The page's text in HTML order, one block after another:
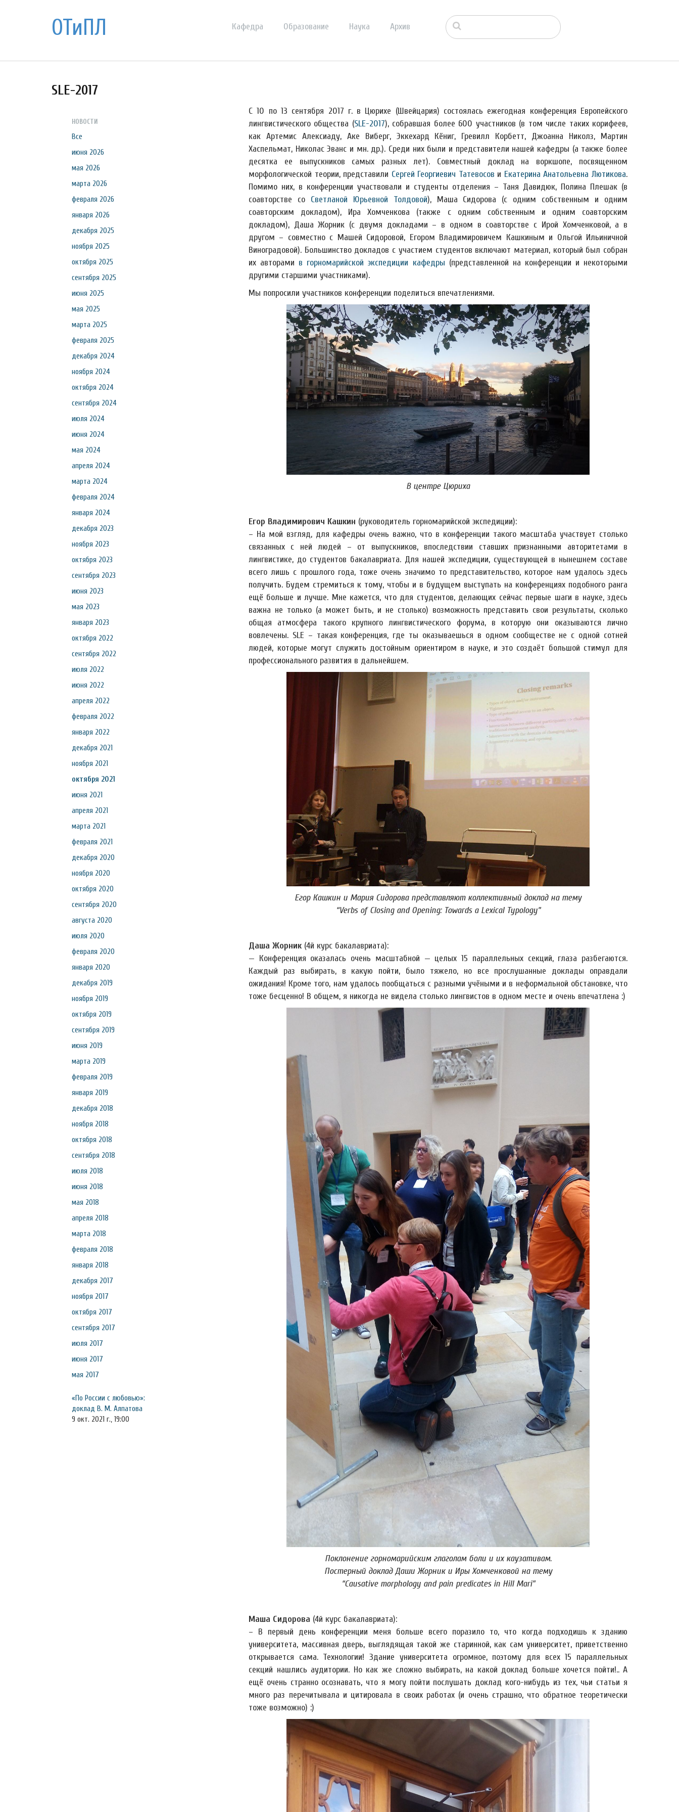
ОТиПЛ Кафедра Образование Наука Архив
SLE-2017
НОВОСТИ
Все
июня 2026
мая 2026
марта 2026
февраля 2026
января 2026
декабря 2025
ноября 2025
октября 2025
сентября 2025
июня 2025
мая 2025
марта 2025
февраля 2025
декабря 2024
ноября 2024
октября 2024
сентября 2024
июля 2024
июня 2024
мая 2024
апреля 2024
марта 2024
февраля 2024
января 2024
декабря 2023
ноября 2023
октября 2023
сентября 2023
июня 2023
мая 2023
января 2023
октября 2022
сентября 2022
июля 2022
июня 2022
апреля 2022
февраля 2022
января 2022
декабря 2021
ноября 2021
октября 2021
июня 2021
апреля 2021
марта 2021
февраля 2021
декабря 2020
ноября 2020
октября 2020
сентября 2020
августа 2020
июля 2020
февраля 2020
января 2020
декабря 2019
ноября 2019
октября 2019
сентября 2019
июня 2019
марта 2019
февраля 2019
января 2019
декабря 2018
ноября 2018
октября 2018
сентября 2018
июля 2018
июня 2018
мая 2018
апреля 2018
марта 2018
февраля 2018
января 2018
декабря 2017
ноября 2017
октября 2017
сентября 2017
июля 2017
июня 2017
мая 2017
«По России с любовью»:
доклад В. М. Алпатова
9 окт. 2021 г., 19:00
С 10 по 13 сентября 2017 г. в Цюрихе (Швейцария) состоялась ежегодная конференция Европейского
лингвистического общества (SLE-2017), собравшая более 600 участников (в том числе таких корифеев,
как Артемис Алексиаду, Аке Виберг, Эккехард Кёниг, Гревилл Корбетт, Джоанна Николз, Мартин
Хаспельмат, Николас Эванс и мн. др.). Среди них были и представители нашей кафедры (а также более
десятка ее выпускников самых разных лет). Совместный доклад на воркшопе, посвященном
морфологической теории, представили Сергей Георгиевич Татевосов и Екатерина Анатольевна Лютикова.
Помимо них, в конференции участвовали и студенты отделения – Таня Давидюк, Полина Плешак (в
соавторстве со Светланой Юрьевной Толдовой), Маша Сидорова (с одним собственным и одним
соавторским докладом), Ира Хомченкова (также с одним собственным и одним соавторским
докладом), Даша Жорник (с двумя докладами – в одном в соавторстве с Ирой Хомченковой, а в
другом – совместно с Машей Сидоровой, Егором Владимировичем Кашкиным и Ольгой Ильиничной
Виноградовой). Большинство докладов с участием студентов включают материал, который был собран
их авторами в горномарийской экспедиции кафедры (представленной на конференции и некоторыми
другими старшими участниками).
Мы попросили участников конференции поделиться впечатлениями.
В центре Цюриха
Егор Владимирович Кашкин (руководитель горномарийской экспедиции):
– На мой взгляд, для кафедры очень важно, что в конференции такого масштаба участвует столько
связанных с ней людей – от выпускников, впоследствии ставших признанными авторитетами в
лингвистике, до студентов бакалавриата. Для нашей экспедиции, существующей в нынешнем составе
всего лишь с прошлого года, тоже очень значимо то представительство, которое нам удалось здесь
получить. Будем стремиться к тому, чтобы и в будущем выступать на конференциях подобного ранга
ещё больше и лучше. Мне кажется, что для студентов, делающих сейчас первые шаги в науке, здесь
важна не только (а может быть, и не столько) возможность представить свои результаты, сколько
общая атмосфера такого крупного лингвистического форума, в которую они оказываются лично
вовлечены. SLE – такая конференция, где ты оказываешься в одном сообществе не с одной сотней
людей, которые могут служить достойным ориентиром в науке, и это создаёт большой стимул для
профессионального развития в дальнейшем.
Егор Кашкин и Мария Сидорова представляют коллективный доклад на тему
“Verbs of Closing and Opening: Towards a Lexical Typology”
Даша Жорник (4й курс бакалавриата):
— Конференция оказалась очень масштабной — целых 15 параллельных секций, глаза разбегаются.
Каждый раз выбирать, в какую пойти, было тяжело, но все прослушанные доклады оправдали
ожидания! Кроме того, нам удалось пообщаться с разными учёными и в неформальной обстановке, что
тоже бесценно! В общем, я никогда не видела столько лингвистов в одном месте и очень впечатлена :)
Поклонение горномарийским глаголам боли и их каузативам.
Постерный доклад Даши Жорник и Иры Хомченковой на тему
“Causative morphology and pain predicates in Hill Mari”
Маша Сидорова (4й курс бакалавриата):
– В первый день конференции меня больше всего поразило то, что когда подходишь к зданию
университета, массивная дверь, выглядящая такой же старинной, как сам университет, приветственно
открывается сама. Технологии! Здание университета огромное, поэтому для всех 15 параллельных
секций нашлись аудитории. Но как же сложно выбирать, на какой доклад больше хочется пойти!.. А
ещё очень странно осознавать, что я могу пойти послушать доклад кого-нибудь из тех, чьи статьи я
много раз перечитывала и цитировала в своих работах (и очень страшно, что обратное теоретически
тоже возможно) :)